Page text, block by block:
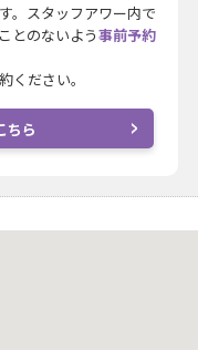
。スタッフアワー内で
とのないよう事前予約
ください。
ちら